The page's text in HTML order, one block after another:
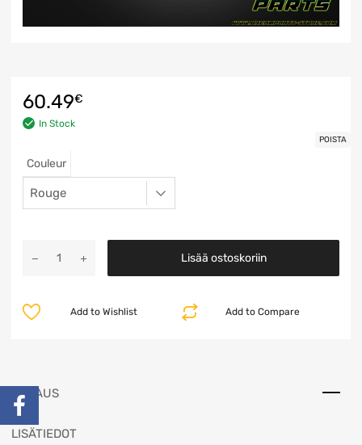
60.49€
In Stock
Couleur
POISTA
Lisää ostoskoriin
Add to Compare
Add to Wishlist
KUVAUS
LISÄTIEDOT